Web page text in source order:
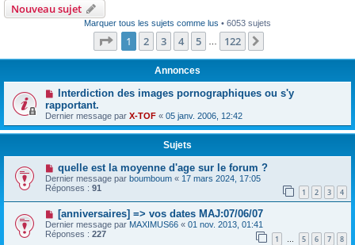
Nouveau sujet
Marquer tous les sujets comme lus • 6053 sujets
Page 1sur122
1 2 3 4 5 122
Annonces
Interdiction des images pornographiques ou s'y
rapportant.
Dernier message par X-TOF « 05 janv. 2006, 12:42
Sujets
quelle est la moyenne d'age sur le forum ?
Dernier message par boumboum « 17 mars 2024, 17:05
Réponses : 91 1 2 3 4
[anniversaires] => vos dates MAJ:07/06/07
Dernier message par MAXIMUS66 « 01 nov. 2013, 01:41
Réponses : 227 1 … 5 6 7 8